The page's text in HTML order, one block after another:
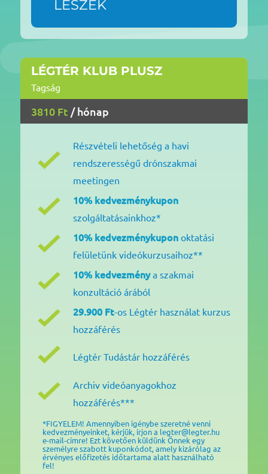
LESZEK
LÉGTÉR KLUB PLUSZ
Tagság
3810 Ft / hónap
Részvételi lehetőség a havi
rendszerességű drónszakmai
meetingen
10% kedvezménykupon
szolgáltatásainkhoz*
10% kedvezménykuponoktatási
felületünk videókurzusaihoz**
10% kedvezménya szakmai
konzultáció árából
29.900 Ft-os Légtér használat kurzus
hozzáférés
Légtér Tudástár hozzáférés
Archiv videóanyagokhoz
hozzáférés***
*FIGYELEM! Amennyiben igénybe szeretné venni
kedvezményeinket, kérjük, írjon a legter@legter.hu
e-mail-címre! Ezt követően küldünk Önnek egy
személyre szabott kuponkódot, amely kizárólag az
érvényes előfizetés időtartama alatt használható
fel!